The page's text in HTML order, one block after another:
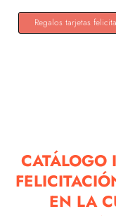
Regalos tarjetas
CATÁLOGO
EN LA